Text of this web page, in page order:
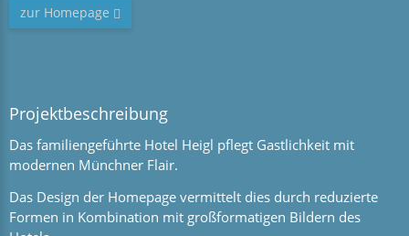
zur Homepage
Projektbeschreibung
Das familiengeführte Hotel Heigl pflegt Gastlichkeit mit
modernen Münchner Flair.
Das Design der Homepage vermittelt dies durch reduzierte
Formen in Kombination mit großformatigen Bildern des